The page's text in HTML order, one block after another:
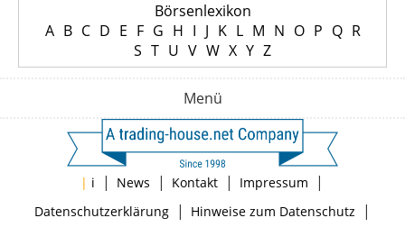
Börsenlexikon
A B C D E F G H I J K L M N O P Q R
S T U V W X Y Z
Menü
| i | News | Kontakt | Impressum |
Datenschutzerklärung| Hinweise zum Datenschutz |